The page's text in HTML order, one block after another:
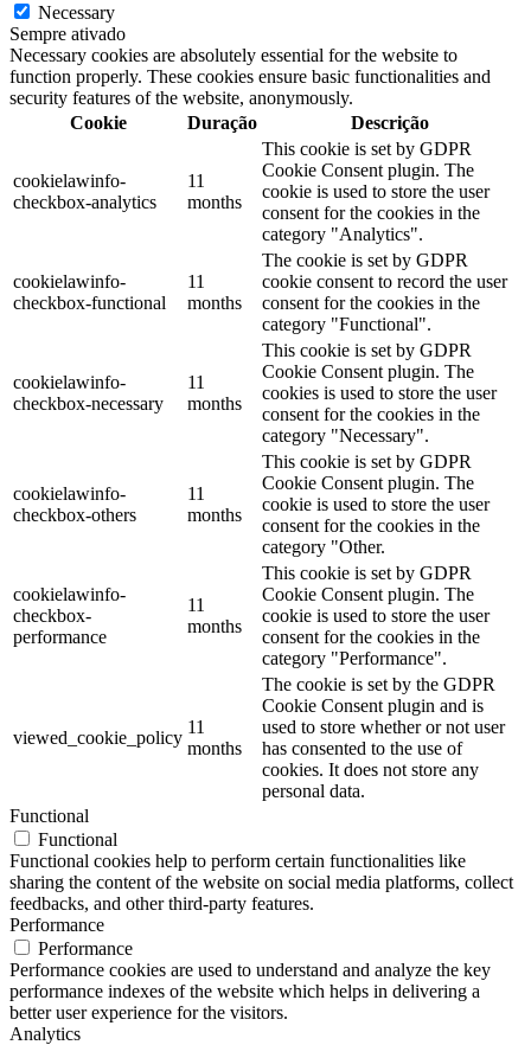
Necessary
Sempre ativado
Necessary cookies are absolutely essential for the website to
function properly. These cookies ensure basic functionalities and
security features of the website, anonymously.
Cookie
Duração Descrição
cookielawinfo-
checkbox-analytics
11
months
This cookie is set by GDPR
Cookie Consent plugin. The
cookie is used to store the user
consent for the cookies in the
category "Analytics".
cookielawinfo-
checkbox-functional
11
months
The cookie is set by GDPR
cookie consent to record the user
consent for the cookies in the
category "Functional".
cookielawinfo-
checkbox-necessary
11
months
This cookie is set by GDPR
Cookie Consent plugin. The
cookies is used to store the user
consent for the cookies in the
category "Necessary".
cookielawinfo-
checkbox-others
11
months
This cookie is set by GDPR
Cookie Consent plugin. The
cookie is used to store the user
consent for the cookies in the
category "Other.
cookielawinfo-
checkbox-
performance
11
months
This cookie is set by GDPR
Cookie Consent plugin. The
cookie is used to store the user
consent for the cookies in the
category "Performance".
viewed_cookie_policy
11
months
The cookie is set by the GDPR
Cookie Consent plugin and is
used to store whether or not user
has consented to the use of
cookies. It does not store any
personal data.
Functional
Functional
Functional cookies help to perform certain functionalities like
sharing the content of the website on social media platforms, collect
feedbacks, and other third-party features.
Performance
Performance
Performance cookies are used to understand and analyze the key
performance indexes of the website which helps in delivering a
better user experience for the visitors.
Analytics